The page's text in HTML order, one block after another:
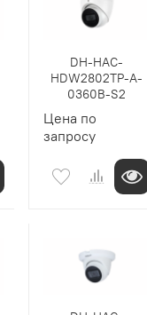
DH-HAC-
HDW2802TP-A-
0360B-S2
Цена по
запросу